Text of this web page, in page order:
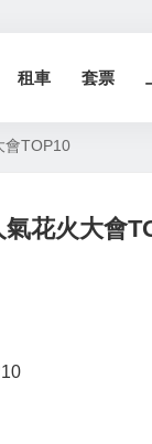
租車 套票
會TOP10
花火大會